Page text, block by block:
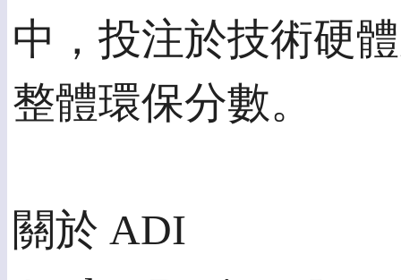
中，投注於技術硬
整體環保分數。
關於 ADI